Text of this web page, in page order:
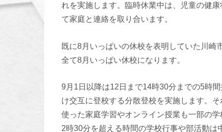
れを実施します。臨時休業中は、児童の健
て家庭と連絡を取り合います。
既に8月いっぱいの休校を表明していた川崎
全て8月いっぱい休校になります。
9月1日以降は12日まで14時30分までの5時
け交互に登校する分散登校を実施します。
使った家庭学習やオンライン授業も一部の
2時30分を超える時間の学校行事や部活動